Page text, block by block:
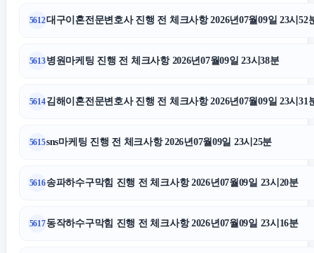
강남하수구막힘
상간녀소송
5612대구이혼전문변호사 진행 전 체크사항 2026년07월09일 23시52
5613병원마케팅 진행 전 체크사항 2026년07월09일 23시38분
5614김해이혼전문변호사 진행 전 체크사항 2026년07월09일 23시31
5615sns마케팅 진행 전 체크사항 2026년07월09일 23시25분
5616송파하수구막힘 진행 전 체크사항 2026년07월09일 23시20분
5617동작하수구막힘 진행 전 체크사항 2026년07월09일 23시16분